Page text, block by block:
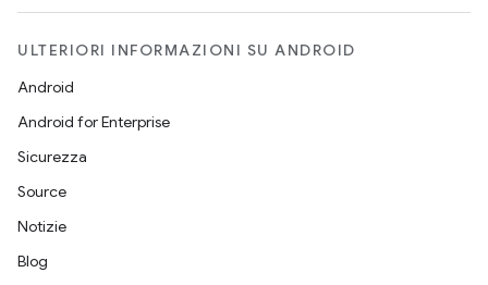
ULTERIORI INFORMAZIONI SU ANDROID
Android
Android for Enterprise
Sicurezza
Source
Notizie
Blog